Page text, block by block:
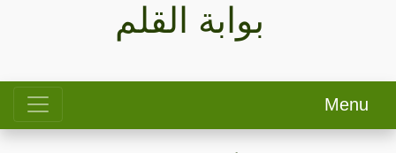
بوابة القلم
Menu